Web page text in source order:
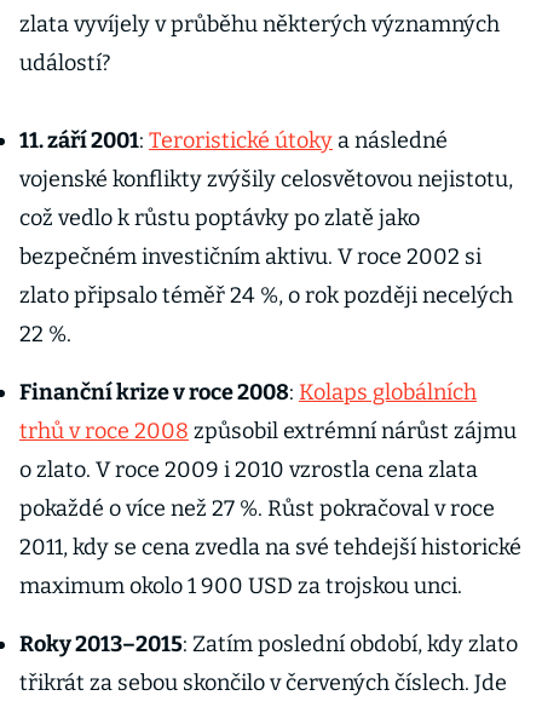
zlata vyvíjely v průběhu některých významných
událostí?
11. září 2001: Teroristické útoky a následné
vojenské konflikty zvýšily celosvětovou nejistotu,
což vedlo k růstu poptávky po zlatě jako
bezpečném investičním aktivu. V roce 2002 si
zlato připsalo téměř 24 %, o rok později necelých
22 %.
Finanční krize v roce 2008: Kolaps globálních
trhů v roce 2008 způsobil extrémní nárůst zájmu
o zlato. V roce 2009 i 2010 vzrostla cena zlata
pokaždé o více než 27 %. Růst pokračoval v roce
2011, kdy se cena zvedla na své tehdejší historické
maximum okolo 1 900 USD za trojskou unci.
Roky 2013–2015: Zatím poslední období, kdy zlato
třikrát za sebou skončilo v červených číslech. Jde